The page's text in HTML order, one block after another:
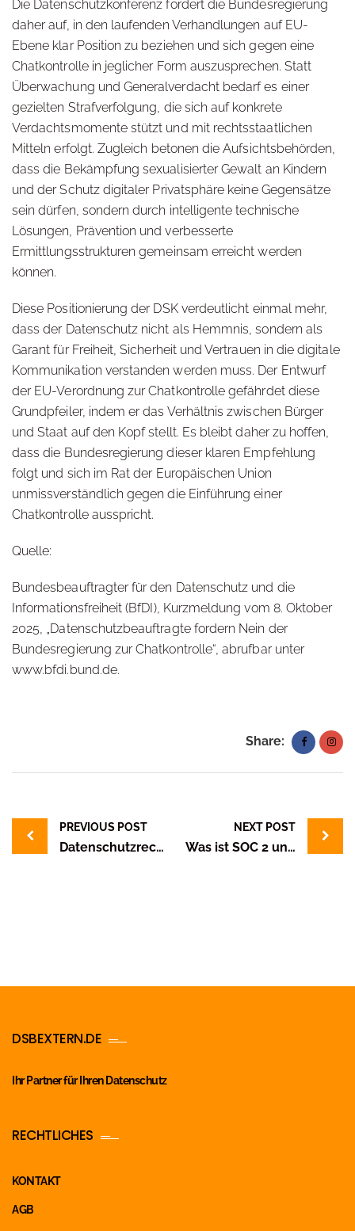
Die Datenschutzkonferenz fordert die Bundesregierung
daher auf, in den laufenden Verhandlungen auf EU-
Ebene klar Position zu beziehen und sich gegen eine
Chatkontrolle in jeglicher Form auszusprechen. Statt
Überwachung und Generalverdacht bedarf es einer
gezielten Strafverfolgung, die sich auf konkrete
Verdachtsmomente stützt und mit rechtsstaatlichen
Mitteln erfolgt. Zugleich betonen die Aufsichtsbehörden,
dass die Bekämpfung sexualisierter Gewalt an Kindern
und der Schutz digitaler Privatsphäre keine Gegensätze
sein dürfen, sondern durch intelligente technische
Lösungen, Prävention und verbesserte
Ermittlungsstrukturen gemeinsam erreicht werden
können.
Diese Positionierung der DSK verdeutlicht einmal mehr,
dass der Datenschutz nicht als Hemmnis, sondern als
Garant für Freiheit, Sicherheit und Vertrauen in die digitale
Kommunikation verstanden werden muss. Der Entwurf
der EU-Verordnung zur Chatkontrolle gefährdet diese
Grundpfeiler, indem er das Verhältnis zwischen Bürger
und Staat auf den Kopf stellt. Es bleibt daher zu hoffen,
dass die Bundesregierung dieser klaren Empfehlung
folgt und sich im Rat der Europäischen Union
unmissverständlich gegen die Einführung einer
Chatkontrolle ausspricht.
Quelle:
Bundesbeauftragter für den Datenschutz und die
Informationsfreiheit (BfDI), Kurzmeldung vom 8. Oktober
2025, „Datenschutzbeauftragte fordern Nein der
Bundesregierung zur Chatkontrolle“, abrufbar unter
www.bfdi.bund.de.
Share:
navigation
PREVIOUS POST
Datenschutzrechtliche Anforderungen an Videoüberwachung auf dem Firmengelände
NEXT POST
Was ist SOC 2 und warum ist es relevant?
DSBEXTERN.DE
Ihr Partner für Ihren Datenschutz
RECHTLICHES
KONTAKT
AGB